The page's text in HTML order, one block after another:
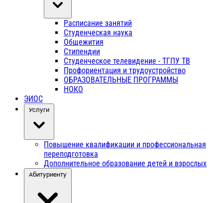
Расписание занятий
Студенческая наука
Общежития
Стипендии
Студенческое телевидение - ТГПУ ТВ
Профориентация и трудоустройство
ОБРАЗОВАТЕЛЬНЫЕ ПРОГРАММЫ
НОКО
ЭИОС
Услуги
Повышение квалификации и профессиональная
переподготовка
Дополнительное образование детей и взрослых
Абитуриенту